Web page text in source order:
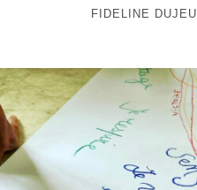
FIDELINE DUJEU